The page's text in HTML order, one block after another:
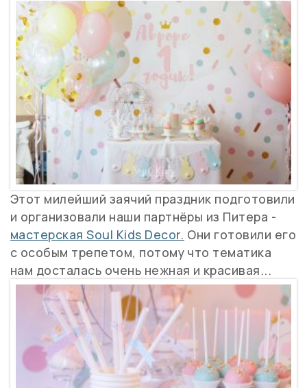
Этот милейший заячий праздник подготовили
и организовали наши партнёры из Питера -
мастерская Soul Kids Decor. Они готовили его
с особым трепетом, потому что тематика
нам досталась очень нежная и красивая...